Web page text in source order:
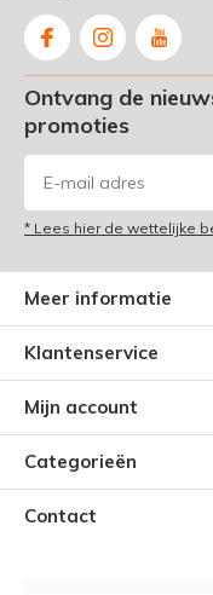
Ontvang de
promoties
* Lees hier de wettelijke
Meer informatie
Klantenservice
Mijn account
Categorieën
Contact